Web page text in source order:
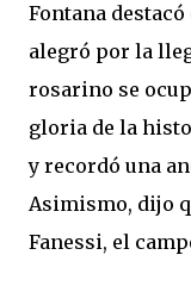
Fontana
alegró por la
rosarino se
gloria de la
y recordó una
Asimismo, dijo
Fanessi, el